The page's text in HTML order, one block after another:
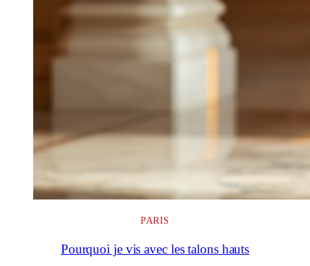
PARIS
Pourquoi je vis avec les talons hauts